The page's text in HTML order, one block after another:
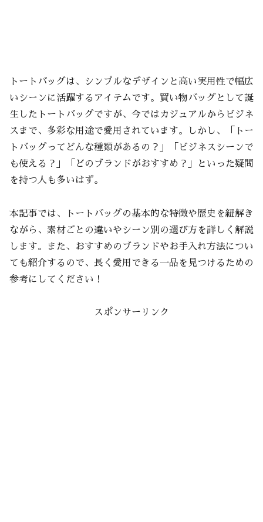
トートバッグは、シンプルなデザインと高い実用性で幅広
いシーンに活躍するアイテムです。買い物バッグとして誕
生したトートバッグですが、今ではカジュアルからビジネ
スまで、多彩な用途で愛用されています。しかし、「トー
トバッグってどんな種類があるの？」「ビジネスシーンで
も使える？」「どのブランドがおすすめ？」といった疑問
を持つ人も多いはず。
本記事では、トートバッグの基本的な特徴や歴史を紐解き
ながら、素材ごとの違いやシーン別の選び方を詳しく解説
します。また、おすすめのブランドやお手入れ方法につい
ても紹介するので、長く愛用できる一品を見つけるための
参考にしてください！
スポンサーリンク